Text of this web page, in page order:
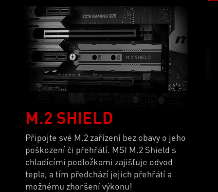
M.2 SHIELD
Připojte své M.2 zařízení bez obavy o jeho
poškození či přehřátí. MSI M.2 Shield s
chladícími podložkami zajišťuje odvod
tepla, a tím předchází jejich přehřátí a
možnému zhoršení výkonu!